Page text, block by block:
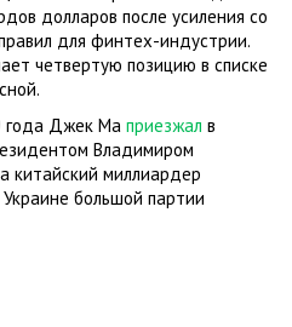
долларов после усиления со
для финтех-индустрии.
четвертую позицию в списке
года Джек Ма приезжал в
Владимиром
китайский миллиардер
большой партии